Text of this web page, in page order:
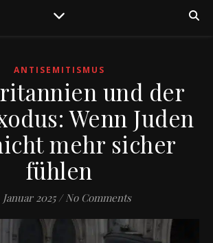
ANTISEMITISMUS
und der
Wenn Juden
mehr sicher
fühlen
Januar 2025 / No Comments